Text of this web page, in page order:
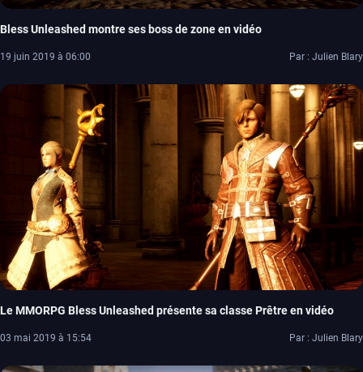
Bless Unleashed montre ses boss de zone en vidéo
19 juin 2019 à 06:00 Par : Julien Blary
Le MMORPG Bless Unleashed présente sa classe Prêtre en vidéo
03 mai 2019 à 15:54 Par : Julien Blary